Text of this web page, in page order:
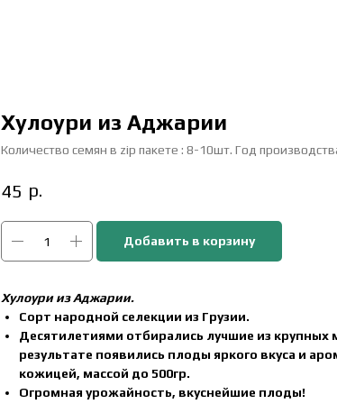
Хулоури из Аджарии
Количество семян в zip пакете : 8-10шт. Год
45 р.
Добавить в корзину
Хулоури из Аджарии.
Сорт народной селекции из Грузии.
Десятилетиями отбирались лучшие из
результате появились плоды яркого вкуса и
кожицей, массой до 500гр.
Огромная урожайность, вкуснейшие плоды!